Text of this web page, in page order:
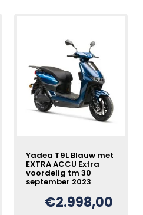
Yadea T9L Blauw met
EXTRA ACCU Extra
voordelig tm 30
september 2023
€2.998,00